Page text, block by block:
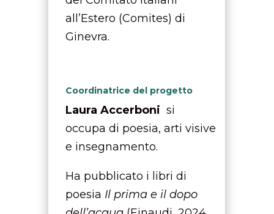
all’Estero (Comites) di
Ginevra.
Coordinatrice del progetto
Laura Accerboni si
occupa di poesia, arti visive
e insegnamento.
Ha pubblicato i libri di
poesia Il prima e il dopo